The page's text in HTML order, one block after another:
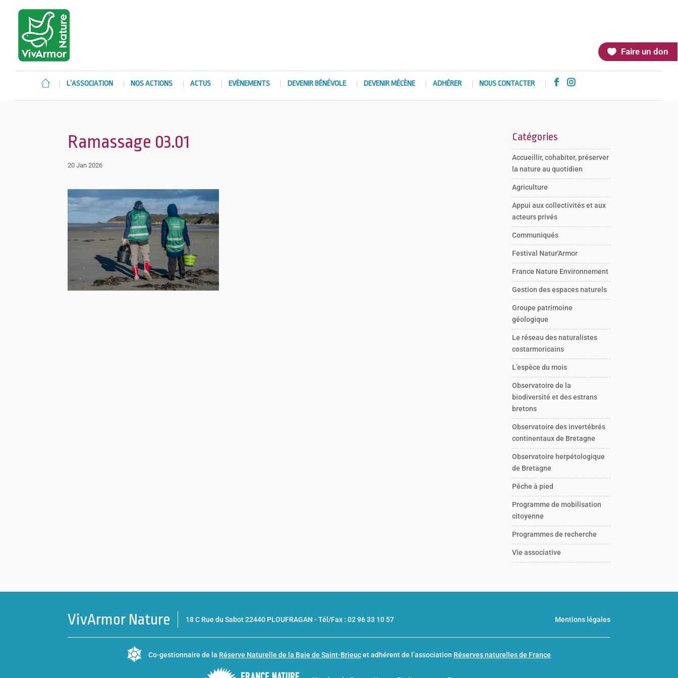
Faire un don
L’ASSOCIATION NOS ACTIONS ACTUS EVÈNEMENTS DEVENIR BÉNÉVOLE DEVENIR MÉCÈNE ADHÉRER NOUS CONTACTER  
Ramassage 03.01
20 Jan 2026
Catégories
Accueillir, cohabiter, préserver
la nature au quotidien
Agriculture
Appui aux collectivités et aux
acteurs privés
Communiqués
Festival Natur'Armor
France Nature Environnement
Gestion des espaces naturels
Groupe patrimoine
géologique
Le réseau des naturalistes
costarmoricains
L’espèce du mois
Observatoire de la
biodiversité et des estrans
bretons
Observatoire des invertébrés
continentaux de Bretagne
Observatoire herpétologique
de Bretagne
Pêche à pied
Programme de mobilisation
citoyenne
Programmes de recherche
Vie associative
VivArmor Nature 18 C Rue du Sabot 22440 PLOUFRAGAN -Tél/Fax : 02 96 33 10 57 Mentions légales
Co-gestionnaire de la Réserve Naturelle de la Baie de Saint-Brieucet adhérent de l’association Réserves naturelles de France